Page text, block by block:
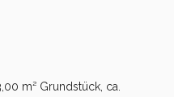
m² Grundstück, ca.